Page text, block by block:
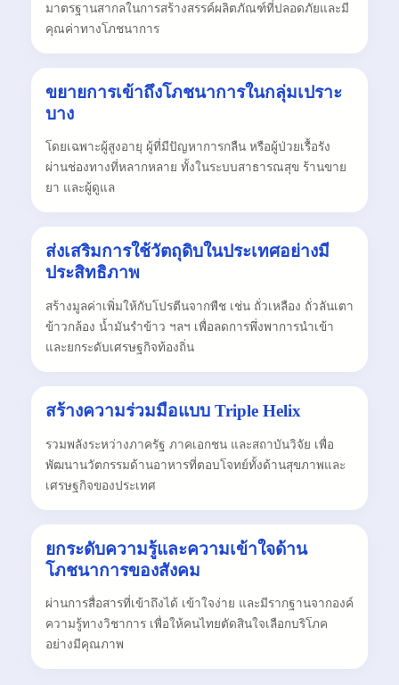
มาตรฐานสากลในการสร้างสรรค์ผลิตภัณฑ์ที่ปลอดภัยและมี
คุณค่าทางโภชนาการ
ขยายการเข้าถึงโภชนาการในกลุ่มเปราะ
บาง
โดยเฉพาะผู้สูงอายุ ผู้ที่มีปัญหาการกลืน หรือผู้ป่วยเรื้อรัง
ผ่านช่องทางที่หลากหลาย ทั้งในระบบสาธารณสุข ร้านขาย
ยา และผู้ดูแล
ส่งเสริมการใช้วัตถุดิบในประเทศอย่างมี
ประสิทธิภาพ
สร้างมูลค่าเพิ่มให้กับโปรตีนจากพืช เช่น ถั่วเหลือง ถั่วลันเตา
ข้าวกล้อง น้ำมันรำข้าว ฯลฯ เพื่อลดการพึ่งพาการนำเข้า
และยกระดับเศรษฐกิจท้องถิ่น
สร้างความร่วมมือแบบ Triple Helix
รวมพลังระหว่างภาครัฐ ภาคเอกชน และสถาบันวิจัย เพื่อ
พัฒนานวัตกรรมด้านอาหารที่ตอบโจทย์ทั้งด้านสุขภาพและ
เศรษฐกิจของประเทศ
ยกระดับความรู้และความเข้าใจด้าน
โภชนาการของสังคม
ผ่านการสื่อสารที่เข้าถึงได้ เข้าใจง่าย และมีรากฐานจากองค์
ความรู้ทางวิชาการ เพื่อให้คนไทยตัดสินใจเลือกบริโภค
อย่างมีคุณภาพ